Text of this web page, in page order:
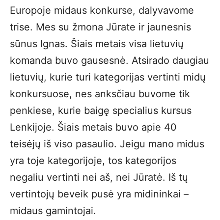
Europoje midaus konkurse, dalyvavome
trise. Mes su žmona Jūrate ir jaunesnis
sūnus Ignas. Šiais metais visa lietuvių
komanda buvo gausesnė. Atsirado daugiau
lietuvių, kurie turi kategorijas vertinti midų
konkursuose, nes anksčiau buvome tik
penkiese, kurie baigę specialius kursus
Lenkijoje. Šiais metais buvo apie 40
teisėjų iš viso pasaulio. Jeigu mano midus
yra toje kategorijoje, tos kategorijos
negaliu vertinti nei aš, nei Jūratė. Iš tų
vertintojų beveik pusė yra midininkai –
midaus gamintojai.